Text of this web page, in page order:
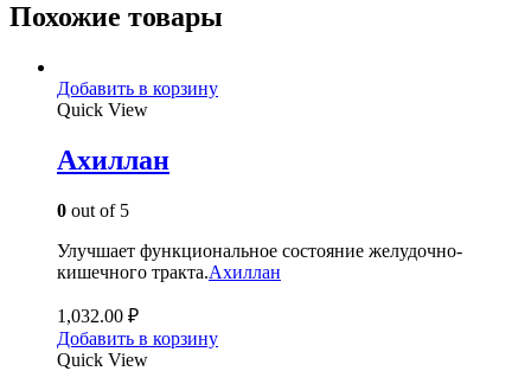
Похожие товары
Добавить в корзину
Quick View
Ахиллан
0 out of 5
Улучшает функциональное состояние желудочно-
кишечного тракта.Ахиллан
1,032.00 ₽
Добавить в корзину
Quick View